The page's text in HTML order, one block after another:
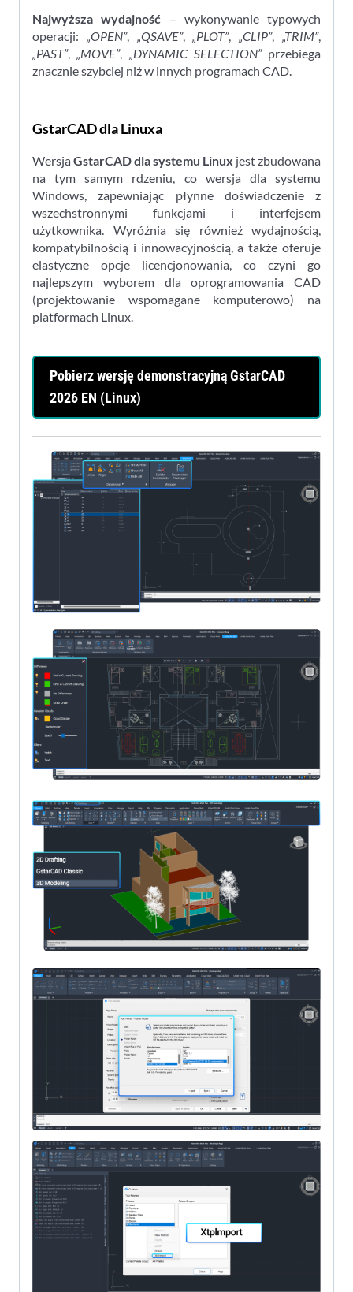
Najwyższa wydajność – wykonywanie typowych
operacji:
„OPEN”, „QSAVE”, „PLOT”, „CLIP”, „TRIM”,
„PAST”, „MOVE”, „DYNAMIC SELECTION”przebiega
znacznie szybciej niż w innych programach CAD.
GstarCAD dla Linuxa
WersjaGstarCAD dla systemu Linux jest zbudowana
na tym samym rdzeniu, co wersja dla systemu
Windows, zapewniając płynne doświadczenie z
wszechstronnymi funkcjami i interfejsem
użytkownika. Wyróżnia się również wydajnością,
kompatybilnością i innowacyjnością, a także oferuje
elastyczne opcje licencjonowania, co czyni go
najlepszym wyborem dla oprogramowania CAD
(projektowanie wspomagane komputerowo) na
platformach Linux.
Pobierz wersję demonstracyjną GstarCAD
2026 EN (Linux)